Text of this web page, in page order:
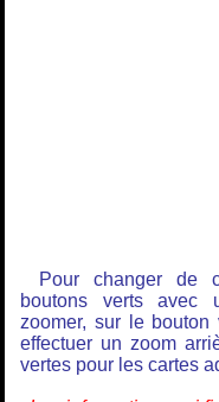
Pour changer de
boutons verts avec
zoomer, sur le
effectuer un zoom
vertes pour les cartes